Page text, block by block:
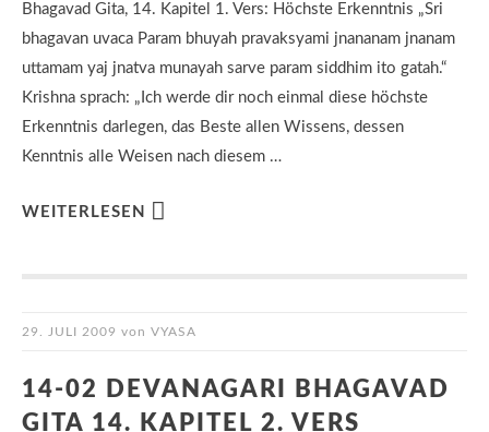
Bhagavad Gita, 14. Kapitel 1. Vers: Höchste Erkenntnis „Sri
bhagavan uvaca Param bhuyah pravaksyami jnananam jnanam
uttamam yaj jnatva munayah sarve param siddhim ito gatah.“
Krishna sprach: „Ich werde dir noch einmal diese höchste
Erkenntnis darlegen, das Beste allen Wissens, dessen
Kenntnis alle Weisen nach diesem …
WEITERLESEN
29. JULI 2009 von VYASA
14-02 DEVANAGARI BHAGAVAD
GITA 14. KAPITEL 2. VERS